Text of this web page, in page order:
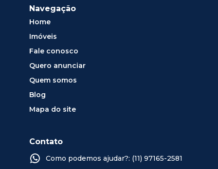
Navegação
Home
Imóveis
Fale conosco
Quero anunciar
Quem somos
Blog
Mapa do site
Contato
Como podemos ajudar?: (11) 97165-2581